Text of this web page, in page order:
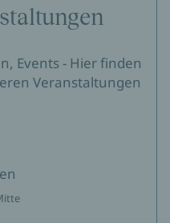
Events - Hier finden
Veranstaltungen